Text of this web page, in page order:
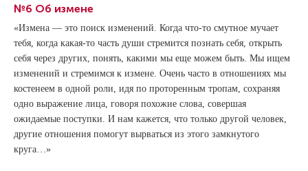
№6 Об измене
«Измена — это поиск изменений. Когда что-то смутное мучает
тебя, когда какая-то часть души стремится познать себя, открыть
себя через других, понять, какими мы еще можем быть. Мы ищем
изменений и стремимся к измене. Очень часто в отношениях мы
костенеем в одной роли, идя по проторенным тропам, сохраняя
одно выражение лица, говоря похожие слова, совершая
ожидаемые поступки. И нам кажется, что только другой человек,
другие отношения помогут вырваться из этого замкнутого
круга…»